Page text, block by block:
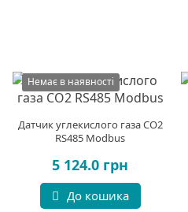
Немає в наявності
Датчик углекислого газа CO2
RS485 Modbus
5 124.0 грн
До кошика